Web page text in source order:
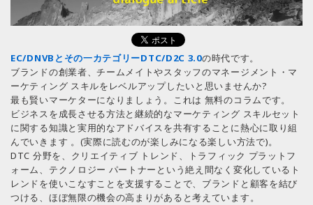
EC/DNVBとその一カテゴリーDTC/D2C 3.0の時代です。
ブランドの創業者、チームメイトやスタッフのマネージメント・マ
ーケティング スキルをレベルアップしたいと思いませんか?
最も賢いマーケターになりましょう。これは 無料のコラムです。
ビジネスを成長させる方法と継続的なマーケティング スキルセット
に関する知識と実用的なアドバイスを共有することに熱心に取り組
んでいきます 。(実際に読むのが楽しみになる楽しい方法で)。
DTC 分野を、クリエイティブ トレンド、トラフィック プラットフ
ォーム、テクノロジー パートナーという絶え間なく変化しているト
レンドを使いこなすことを支援することで、ブランドと顧客を結び
つける、ほぼ無限の機会の高まりがあると考えています。